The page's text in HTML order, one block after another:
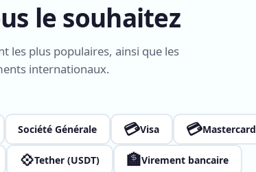
le souhaitez
les plus populaires, ainsi que les
internationaux.
Société Générale 💳Visa 💳Mastercard
💠Tether (USDT) 🏦Virement bancaire